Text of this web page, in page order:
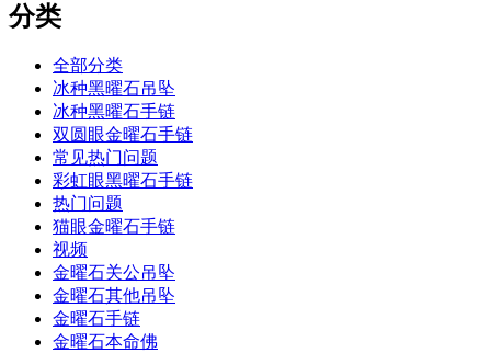
分类
全部分类
冰种黑曜石吊坠
冰种黑曜石手链
双圆眼金曜石手链
常见热门问题
彩虹眼黑曜石手链
热门问题
猫眼金曜石手链
视频
金曜石关公吊坠
金曜石其他吊坠
金曜石手链
金曜石本命佛